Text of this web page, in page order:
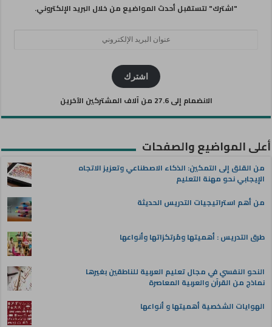
"اشترك" لتستقبل أحدث المواضيع من خلال البريد الإلكتروني.
اشترك
الانضمام إلى 27.6 من آلاف المشتركين الآخرين
أعلى المواضيع والصفحات
من القلق إلى التمكين: الذكاء الاصطناعي وتعزيز الاتجاه
الإيجابي نحو مهنة التعليم
من أهم استراتيجيات التدريس الحديثة
طرق التدريس : أهميتها ومُرتكزاتها وأنواعها
النحو النفسي في مجال تعليم العربية للناطقين بغيرها
نماذج من القرآن والعربية المعاصرة
الهوايات الشخصية أهميتها و أنواعها